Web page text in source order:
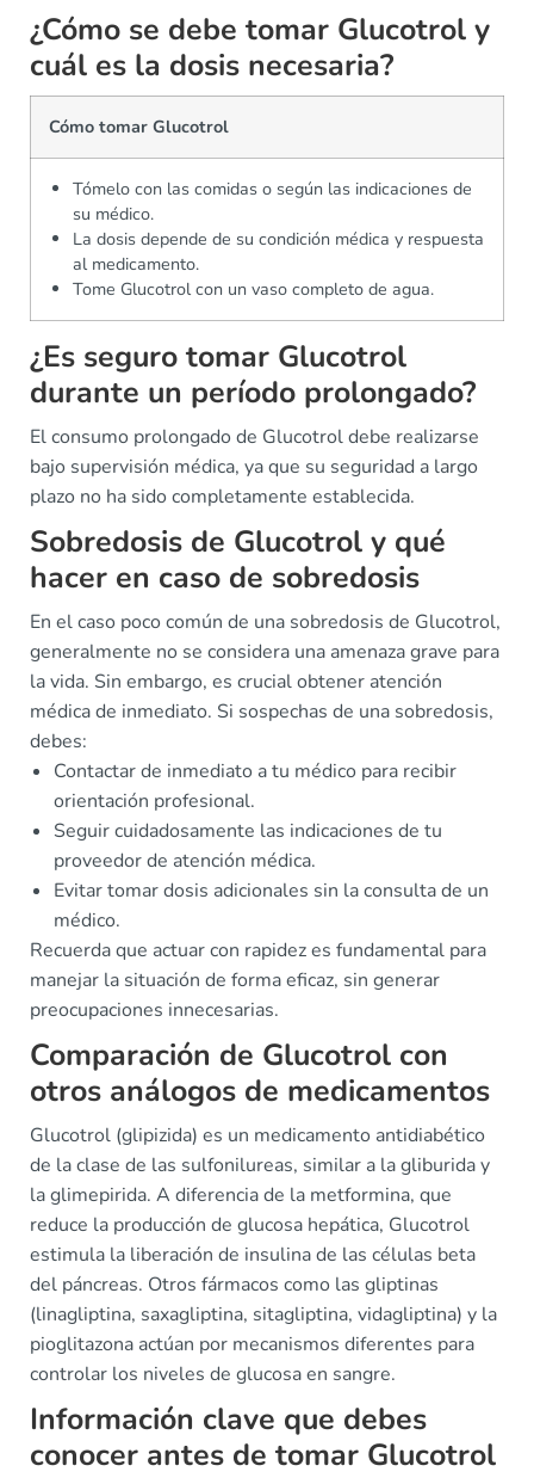
¿Cómo se debe tomar Glucotrol y
cuál es la dosis necesaria?
Cómo tomar Glucotrol
Tómelo con las comidas o según las indicaciones de
su médico.
La dosis depende de su condición médica y respuesta
al medicamento.
Tome Glucotrol con un vaso completo de agua.
¿Es seguro tomar Glucotrol
durante un período prolongado?
El consumo prolongado de Glucotrol debe realizarse
bajo supervisión médica, ya que su seguridad a largo
plazo no ha sido completamente establecida.
Sobredosis de Glucotrol y qué
hacer en caso de sobredosis
En el caso poco común de una sobredosis de Glucotrol,
generalmente no se considera una amenaza grave para
la vida. Sin embargo, es crucial obtener atención
médica de inmediato. Si sospechas de una sobredosis,
debes:
Contactar de inmediato a tu médico para recibir
orientación profesional.
Seguir cuidadosamente las indicaciones de tu
proveedor de atención médica.
Evitar tomar dosis adicionales sin la consulta de un
médico.
Recuerda que actuar con rapidez es fundamental para
manejar la situación de forma eficaz, sin generar
preocupaciones innecesarias.
Comparación de Glucotrol con
otros análogos de medicamentos
Glucotrol (glipizida) es un medicamento antidiabético
de la clase de las sulfonilureas, similar a la gliburida y
la glimepirida. A diferencia de la metformina, que
reduce la producción de glucosa hepática, Glucotrol
estimula la liberación de insulina de las células beta
del páncreas. Otros fármacos como las gliptinas
(linagliptina, saxagliptina, sitagliptina, vidagliptina) y la
pioglitazona actúan por mecanismos diferentes para
controlar los niveles de glucosa en sangre.
Información clave que debes
conocer antes de tomar Glucotrol